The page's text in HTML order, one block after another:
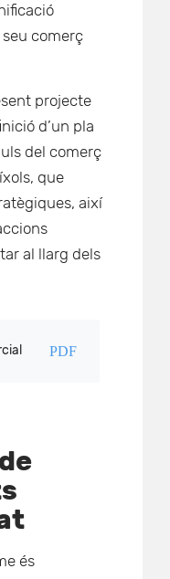
comerç
projecte
d’un pla
del comerç
que
així
al llarg dels
PDF
és